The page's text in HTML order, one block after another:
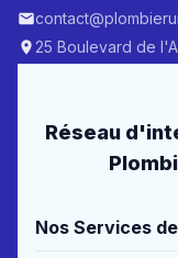
25 Boulevard de
Réseau
Nos Services